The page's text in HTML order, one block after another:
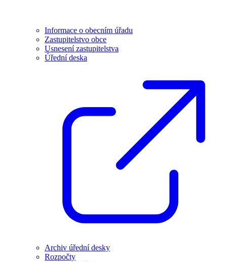
Informace o obecním úřadu
Zastupitelstvo obce
Usnesení zastupitelstva
Úřední deska
Archiv úřední desky
Rozpočty